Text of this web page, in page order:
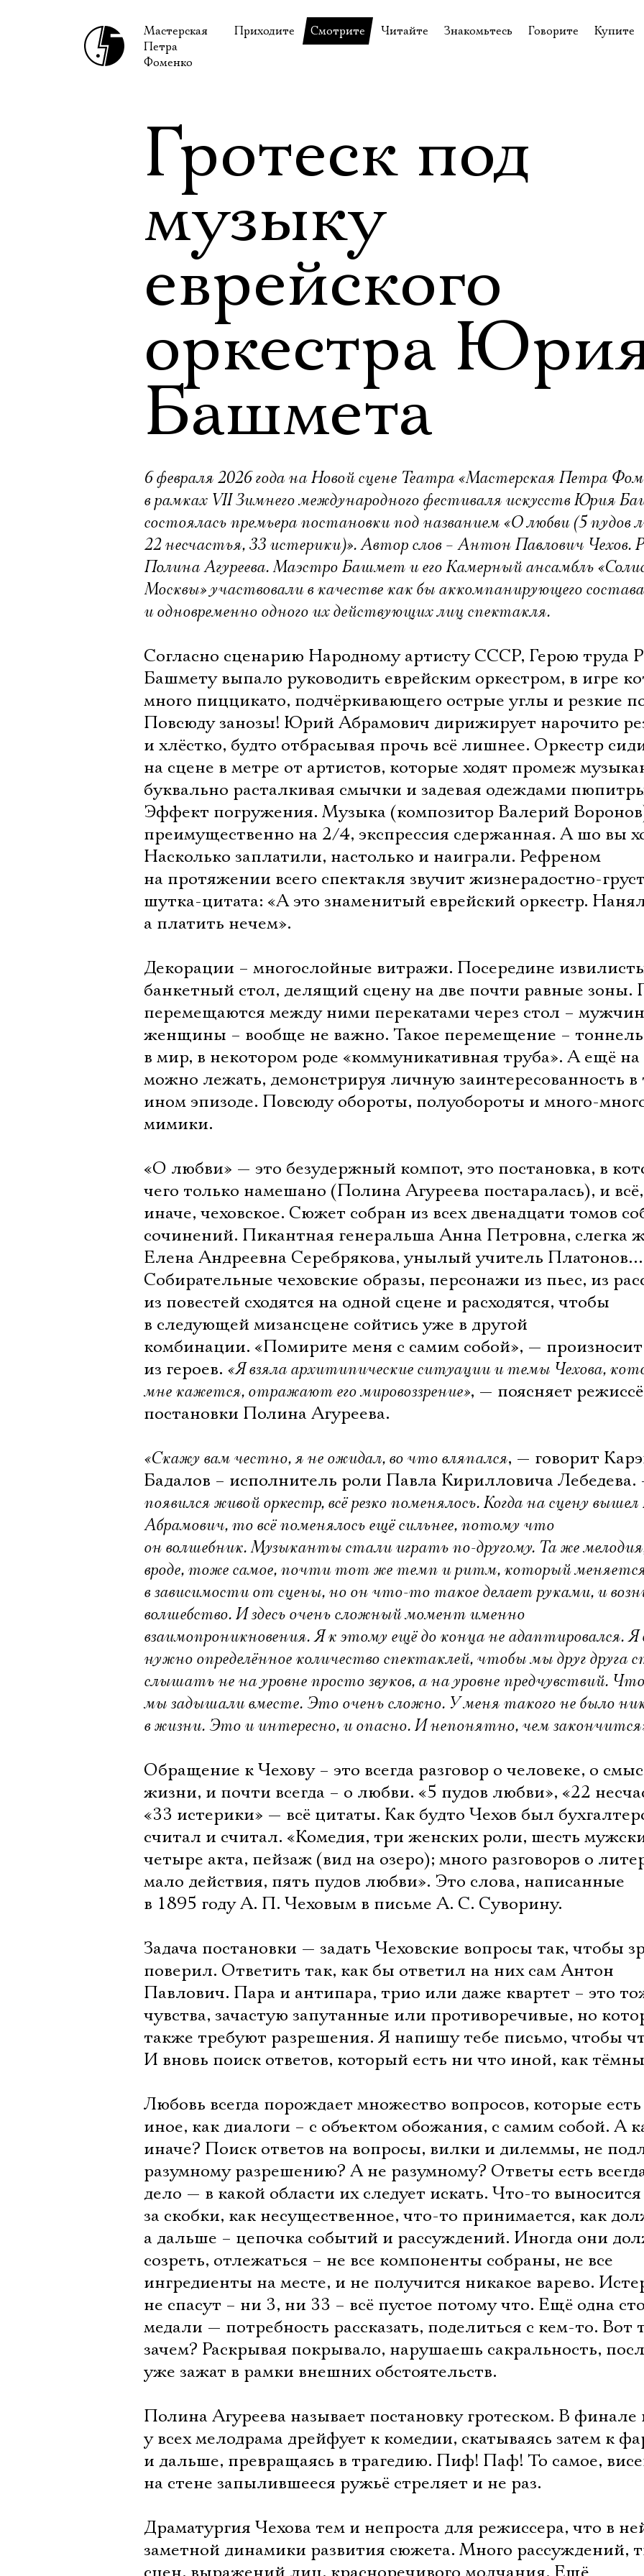
Мастерская
Петра
Фоменко
Приходите
Правила посещения
Смотрите
Внеклассные чтения
Читайте
Архив проектов
Знакомьтесь
Художники
Владимир Максимов
Говорите
Купите
Гротеск под
музыку
еврейского
оркестра
Башмета
6 февраля 2026 года на Новой сцене Театра «Мастерская Петра
в рамках VII Зимнего международного фестиваля искусств Юрия
состоялась премьера постановки под названием «О любви (5 пудов
22 несчастья, 33 истерики)». Автор слов – Антон Павлович Чехов.
Полина Агуреева. Маэстро Башмет и его Камерный ансамбль
Москвы» участвовали в качестве как бы аккомпанирующего состава
и одновременно одного их действующих лиц спектакля.
Согласно сценарию Народному артисту СССР, Герою
Башмету выпало руководить еврейским оркестром, в игре
много пиццикато, подчёркивающего острые углы и резкие
Повсюду занозы! Юрий Абрамович дирижирует нарочито
и хлёстко, будто отбрасывая прочь всё лишнее. Оркестр
на сцене в метре от артистов, которые ходят промеж
буквально расталкивая смычки и задевая одеждами
Эффект погружения. Музыка (композитор Валерий
преимущественно на 2/4, экспрессия сдержанная. А шо вы
Насколько заплатили, настолько и наиграли. Рефреном
на протяжении всего спектакля звучит жизнерадостно-
шутка-цитата: «А это знаменитый еврейский оркестр.
а платить нечем».
Декорации – многослойные витражи. Посередине
банкетный стол, делящий сцену на две почти равные зоны.
перемещаются между ними перекатами через стол –
женщины – вообще не важно. Такое перемещение –
в мир, в некотором роде «коммуникативная труба». А ещё на
можно лежать, демонстрируя личную заинтересованность
ином эпизоде. Повсюду обороты, полуобороты и много-
мимики.
«О любви» — это безудержный компот, это постановка, в
чего только намешано (Полина Агуреева постаралась), и
иначе, чеховское. Сюжет собран из всех двенадцати томов
сочинений. Пикантная генеральша Анна Петровна, слегка
Елена Андреевна Серебрякова, унылый учитель
Собирательные чеховские образы, персонажи из пьес, из
из повестей сходятся на одной сцене и расходятся, чтобы
в следующей мизансцене сойтись уже в другой
комбинации. «Помирите меня с самим собой», —
из героев. «Я взяла архитипические ситуации и темы Чехова,
мне кажется, отражают его мировоззрение», — поясняет
постановки Полина Агуреева.
«Скажу вам честно, я не ожидал, во что вляпался, — говорит
Бадалов – исполнитель роли Павла Кирилловича Лебедева.
появился живой оркестр, всё резко поменялось. Когда на сцену
Абрамович, то всё поменялось ещё сильнее, потому что
он волшебник. Музыканты стали играть по-другому. Та же мелодия,
вроде, тоже самое, почти тот же темп и ритм, который
в зависимости от сцены, но он что-то такое делает руками, и
волшебство. И здесь очень сложный момент именно
взаимопроникновения. Я к этому ещё до конца не адаптировался.
нужно определённое количество спектаклей, чтобы мы друг друга
слышать не на уровне просто звуков, а на уровне предчувствий.
мы задышали вместе. Это очень сложно. У меня такого не было
в жизни. Это и интересно, и опасно. И непонятно, чем
Обращение к Чехову – это всегда разговор о человеке, о
жизни, и почти всегда – о любви. «5 пудов любви», «22
«33 истерики» — всё цитаты. Как будто Чехов был
считал и считал. «Комедия, три женских роли, шесть
четыре акта, пейзаж (вид на озеро); много разговоров о
мало действия, пять пудов любви». Это слова, написанные
в 1895 году А. П. Чеховым в письме А. С. Суворину.
Задача постановки — задать Чеховские вопросы так, чтобы
поверил. Ответить так, как бы ответил на них сам Антон
Павлович. Пара и антипара, трио или даже квартет – это
чувства, зачастую запутанные или противоречивые, но
также требуют разрешения. Я напишу тебе письмо, чтобы
И вновь поиск ответов, который есть ни что иной, как
Любовь всегда порождает множество вопросов, которые
иное, как диалоги – с объектом обожания, с самим собой. А
иначе? Поиск ответов на вопросы, вилки и дилеммы, не
разумному разрешению? А не разумному? Ответы есть
дело — в какой области их следует искать. Что-то выносится
за скобки, как несущественное, что-то принимается, как
а дальше – цепочка событий и рассуждений. Иногда они
созреть, отлежаться – не все компоненты собраны, не все
ингредиенты на месте, и не получится никакое варево.
не спасут – ни 3, ни 33 – всё пустое потому что. Ещё одна
медали — потребность рассказать, поделиться с кем-то. Вот
зачем? Раскрывая покрывало, нарушаешь сакральность,
уже зажат в рамки внешних обстоятельств.
Полина Агуреева называет постановку гротеском. В финале
у всех мелодрама дрейфует к комедии, скатываясь затем к
и дальше, превращаясь в трагедию. Пиф! Паф! То самое,
на стене запылившееся ружьё стреляет и не раз.
Драматургия Чехова тем и непроста для режиссера, что в
заметной динамики развития сюжета. Много рассуждений,
Электропочта
Имя
Ознакомиться